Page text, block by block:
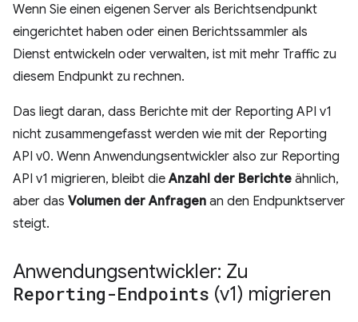
Wenn Sie einen eigenen Server als Berichtsendpunkt
eingerichtet haben oder einen Berichtssammler als
Dienst entwickeln oder verwalten, ist mit mehr Traffic zu
diesem Endpunkt zu rechnen.
Das liegt daran, dass Berichte mit der Reporting API v1
nicht zusammengefasst werden wie mit der Reporting
API v0. Wenn Anwendungsentwickler also zur Reporting
API v1 migrieren, bleibt dieAnzahl der Berichte ähnlich,
aber das Volumen der Anfragen an den Endpunktserver
steigt.
Anwendungsentwickler: Zu
Reporting-Endpoints (v1) migrieren